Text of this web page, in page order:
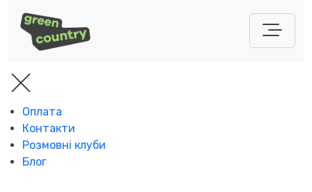
Оплата
Контакти
Розмовні клуби
Блог